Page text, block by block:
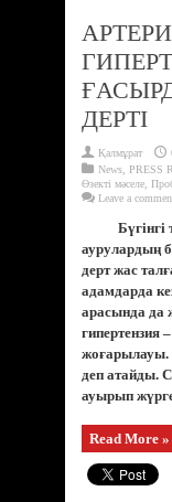
ДЕРТІ
Қалмұрат
News PRESS
Өзекті мәселе
Leave a
Бүгінгі
аурулардың
дерт жас
адамдарда
арасында да
гипертензия
жоғарылауы.
деп атайды.
ауырып
Read More »